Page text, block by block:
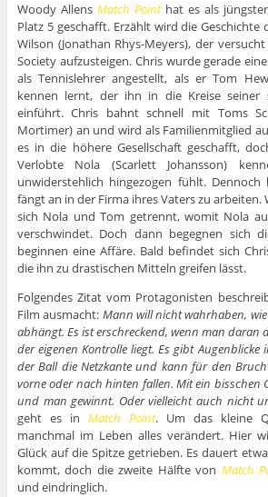
Woody Allens Match Pointhat es als
Platz 5 geschafft. Erzählt wird die Geschichte
Wilson (Jonathan Rhys-Meyers), der
Society aufzusteigen. Chris wurde gerade
als Tennislehrer angestellt, als er Tom
kennen lernt, der ihn in die Kreise seiner
einführt. Chris bahnt schnell mit Toms
Mortimer) an und wird als Familienmitglied
es in die höhere Gesellschaft geschafft,
Verlobte Nola (Scarlett Johansson)
unwiderstehlich hingezogen fühlt.
fängt an in der Firma ihres Vaters zu arbeiten.
sich Nola und Tom getrennt, womit Nola
verschwindet. Doch dann begegnen sich
beginnen eine Affäre. Bald befindet sich
die ihn zu drastischen Mitteln greifen lässt.
Folgendes Zitat vom Protagonisten
Film ausmacht: Mann will nicht wahrhaben,
abhängt. Es ist erschreckend, wenn man daran
der eigenen Kontrolle liegt. Es gibt
der Ball die Netzkante und kann für den
vorne oder nach hinten fallen. Mit ein bisschen
und man gewinnt. Oder vielleicht auch nicht
geht es in Match Point. Um das kleine
manchmal im Leben alles verändert. Hier
Glück auf die Spitze getrieben. Es dauert
kommt, doch die zweite Hälfte von Match
und eindringlich.